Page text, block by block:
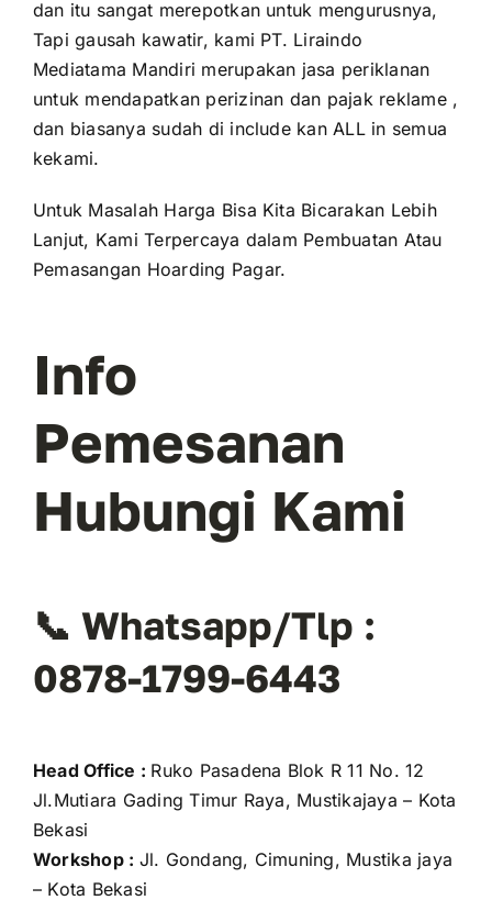
dan itu sangat merepotkan untuk mengurusnya,
Tapi gausah kawatir, kami PT. Liraindo
Mediatama Mandiri merupakan jasa periklanan
untuk mendapatkan perizinan dan pajak reklame ,
dan biasanya sudah di include kan ALL in semua
kekami.
Untuk Masalah Harga Bisa Kita Bicarakan Lebih
Lanjut, Kami Terpercaya dalam Pembuatan Atau
Pemasangan Hoarding Pagar.
Info
Pemesanan
Hubungi Kami
📞 Whatsapp/Tlp :
0878-1799-6443
Head Office : Ruko Pasadena Blok R 11 No. 12
Jl.Mutiara Gading Timur Raya, Mustikajaya – Kota
Bekasi
Workshop : Jl. Gondang, Cimuning, Mustika jaya
– Kota Bekasi